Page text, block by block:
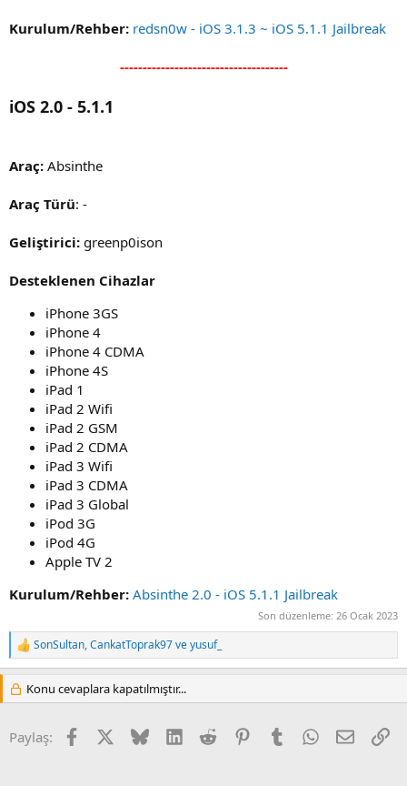
Kurulum/Rehber: redsn0w - iOS 3.1.3 ~ iOS 5.1.1 Jailbreak
-------------------------------------
iOS 2.0 - 5.1.1
Araç: Absinthe
Araç Türü: -
Geliştirici: greenp0ison
Desteklenen Cihazlar
iPhone 3GS
iPhone 4
iPhone 4 CDMA
iPhone 4S
iPad 1
iPad 2 Wifi
iPad 2 GSM
iPad 2 CDMA
iPad 3 Wifi
iPad 3 CDMA
iPad 3 Global
iPod 3G
iPod 4G
Apple TV 2
Kurulum/Rehber: Absinthe 2.0 - iOS 5.1.1 Jailbreak
Son düzenleme: 26 Ocak 2023
R
e
a
c
o
SonSultan,CankatToprak97veyusuf_
Konu cevaplara kapatılmıştır...
Paylaş: Facebook BlueskyLinkedInReddit PinterestTumblr WhatsApp
E-posta